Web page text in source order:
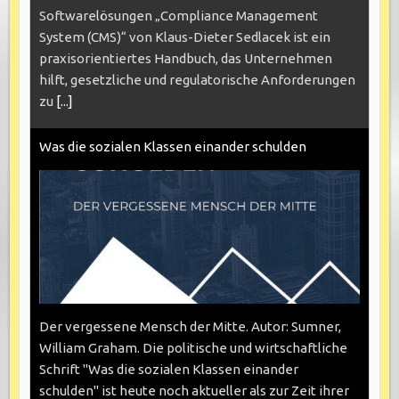
Softwarelösungen „Compliance Management
System (CMS)“ von Klaus-Dieter Sedlacek ist ein
praxisorientiertes Handbuch, das Unternehmen
hilft, gesetzliche und regulatorische Anforderungen
zu [...]
Was die sozialen Klassen einander schulden
Der vergessene Mensch der Mitte. Autor: Sumner,
William Graham. Die politische und wirtschaftliche
Schrift "Was die sozialen Klassen einander
schulden" ist heute noch aktueller als zur Zeit ihrer